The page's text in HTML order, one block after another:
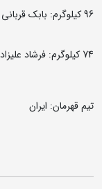
96 کیلوگرم:‌ بابک قربانی (طلا)
74 کیلوگرم: فرشاد علیزاده (برنز)
تیم قهرمان: ایران